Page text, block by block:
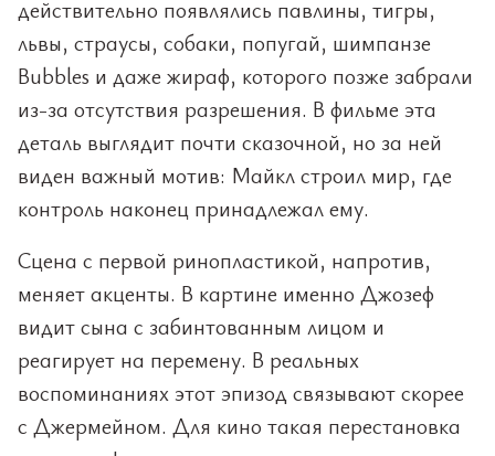
действительно появлялись павлины, тигры,
львы, страусы, собаки, попугай, шимпанзе
Bubbles и даже жираф, которого позже забрали
из-за отсутствия разрешения. В фильме эта
деталь выглядит почти сказочной, но за ней
виден важный мотив: Майкл строил мир, где
контроль наконец принадлежал ему.
Сцена с первой ринопластикой, напротив,
меняет акценты. В картине именно Джозеф
видит сына с забинтованным лицом и
реагирует на перемену. В реальных
воспоминаниях этот эпизод связывают скорее
с Джермейном. Для кино такая перестановка